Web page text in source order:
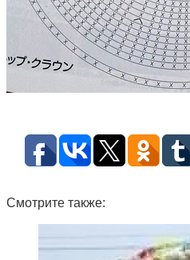
Смотрите также: